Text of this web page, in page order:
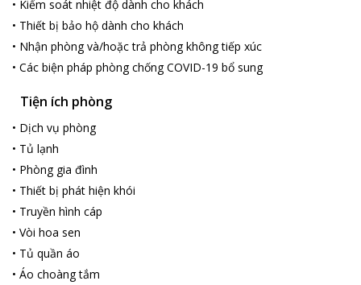
• Kiểm soát nhiệt độ dành cho khách
• Thiết bị bảo hộ dành cho khách
• Nhận phòng và/hoặc trả phòng không tiếp xúc
• Các biện pháp phòng chống COVID-19 bổ sung
Tiện ích phòng
• Dịch vụ phòng
• Tủ lạnh
• Phòng gia đình
• Thiết bị phát hiện khói
• Truyền hình cáp
• Vòi hoa sen
• Tủ quần áo
• Áo choàng tắm